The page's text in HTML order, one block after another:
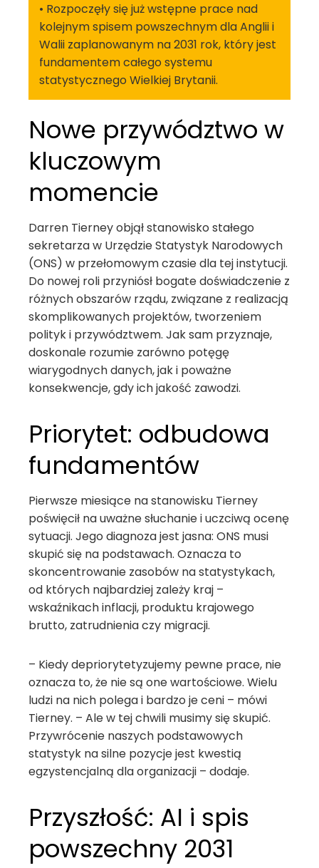
• Rozpoczęły się już wstępne prace nad
kolejnym spisem powszechnym dla Anglii i
Walii zaplanowanym na 2031 rok, który jest
fundamentem całego systemu
statystycznego Wielkiej Brytanii.
Nowe przywództwo w
kluczowym
momencie
Darren Tierney objął stanowisko stałego
sekretarza w Urzędzie Statystyk Narodowych
(ONS) w przełomowym czasie dla tej instytucji.
Do nowej roli przyniósł bogate doświadczenie z
różnych obszarów rządu, związane z realizacją
skomplikowanych projektów, tworzeniem
polityk i przywództwem. Jak sam przyznaje,
doskonale rozumie zarówno potęgę
wiarygodnych danych, jak i poważne
konsekwencje, gdy ich jakość zawodzi.
Priorytet: odbudowa
fundamentów
Pierwsze miesiące na stanowisku Tierney
poświęcił na uważne słuchanie i uczciwą ocenę
sytuacji. Jego diagnoza jest jasna: ONS musi
skupić się na podstawach. Oznacza to
skoncentrowanie zasobów na statystykach,
od których najbardziej zależy kraj –
wskaźnikach inflacji, produktu krajowego
brutto, zatrudnienia czy migracji.
– Kiedy depriorytetyzujemy pewne prace, nie
oznacza to, że nie są one wartościowe. Wielu
ludzi na nich polega i bardzo je ceni – mówi
Tierney. – Ale w tej chwili musimy się skupić.
Przywrócenie naszych podstawowych
statystyk na silne pozycje jest kwestią
egzystencjalną dla organizacji – dodaje.
Przyszłość: AI i spis
powszechny 2031